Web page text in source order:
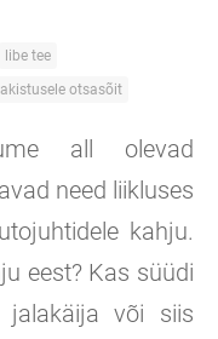
libe tee
otsasõit
all olevad
need liikluses
kahju.
eest? Kas süüdi
jalakäija või siis